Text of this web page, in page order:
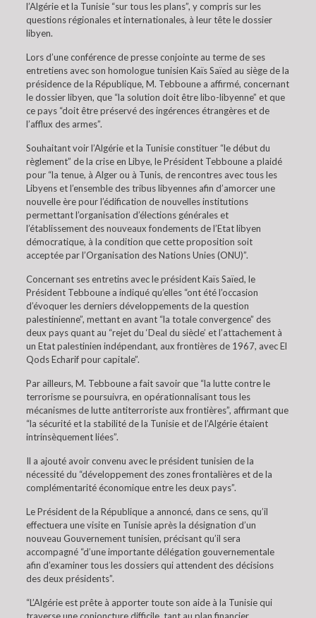
l’Algérie et la Tunisie “sur tous les plans”, y compris sur les
questions régionales et internationales, à leur tête le dossier
libyen.
Lors d’une conférence de presse conjointe au terme de ses
entretiens avec son homologue tunisien Kaïs Saïed au siège de la
présidence de la République, M. Tebboune a affirmé, concernant
le dossier libyen, que “la solution doit être libo-libyenne” et que
ce pays “doit être préservé des ingérences étrangères et de
l’afflux des armes”.
Souhaitant voir l’Algérie et la Tunisie constituer “le début du
règlement” de la crise en Libye, le Président Tebboune a plaidé
pour “la tenue, à Alger ou à Tunis, de rencontres avec tous les
Libyens et l’ensemble des tribus libyennes afin d’amorcer une
nouvelle ère pour l’édification de nouvelles institutions
permettant l’organisation d’élections générales et
l’établissement des nouveaux fondements de l’Etat libyen
démocratique, à la condition que cette proposition soit
acceptée par l’Organisation des Nations Unies (ONU)”.
Concernant ses entretins avec le président Kaïs Saïed, le
Président Tebboune a indiqué qu’elles “ont été l’occasion
d’évoquer les derniers développements de la question
palestinienne”, mettant en avant “la totale convergence” des
deux pays quant au “rejet du ‘Deal du siècle’ et l’attachement à
un Etat palestinien indépendant, aux frontières de 1967, avec El
Qods Echarif pour capitale”.
Par ailleurs, M. Tebboune a fait savoir que “la lutte contre le
terrorisme se poursuivra, en opérationnalisant tous les
mécanismes de lutte antiterroriste aux frontières”, affirmant que
“la sécurité et la stabilité de la Tunisie et de l’Algérie étaient
intrinsèquement liées”.
Il a ajouté avoir convenu avec le président tunisien de la
nécessité du “développement des zones frontalières et de la
complémentarité économique entre les deux pays”.
Le Président de la République a annoncé, dans ce sens, qu’il
effectuera une visite en Tunisie après la désignation d’un
nouveau Gouvernement tunisien, précisant qu’il sera
accompagné “d’une importante délégation gouvernementale
afin d’examiner tous les dossiers qui attendent des décisions
des deux présidents”.
“L’Algérie est prête à apporter toute son aide à la Tunisie qui